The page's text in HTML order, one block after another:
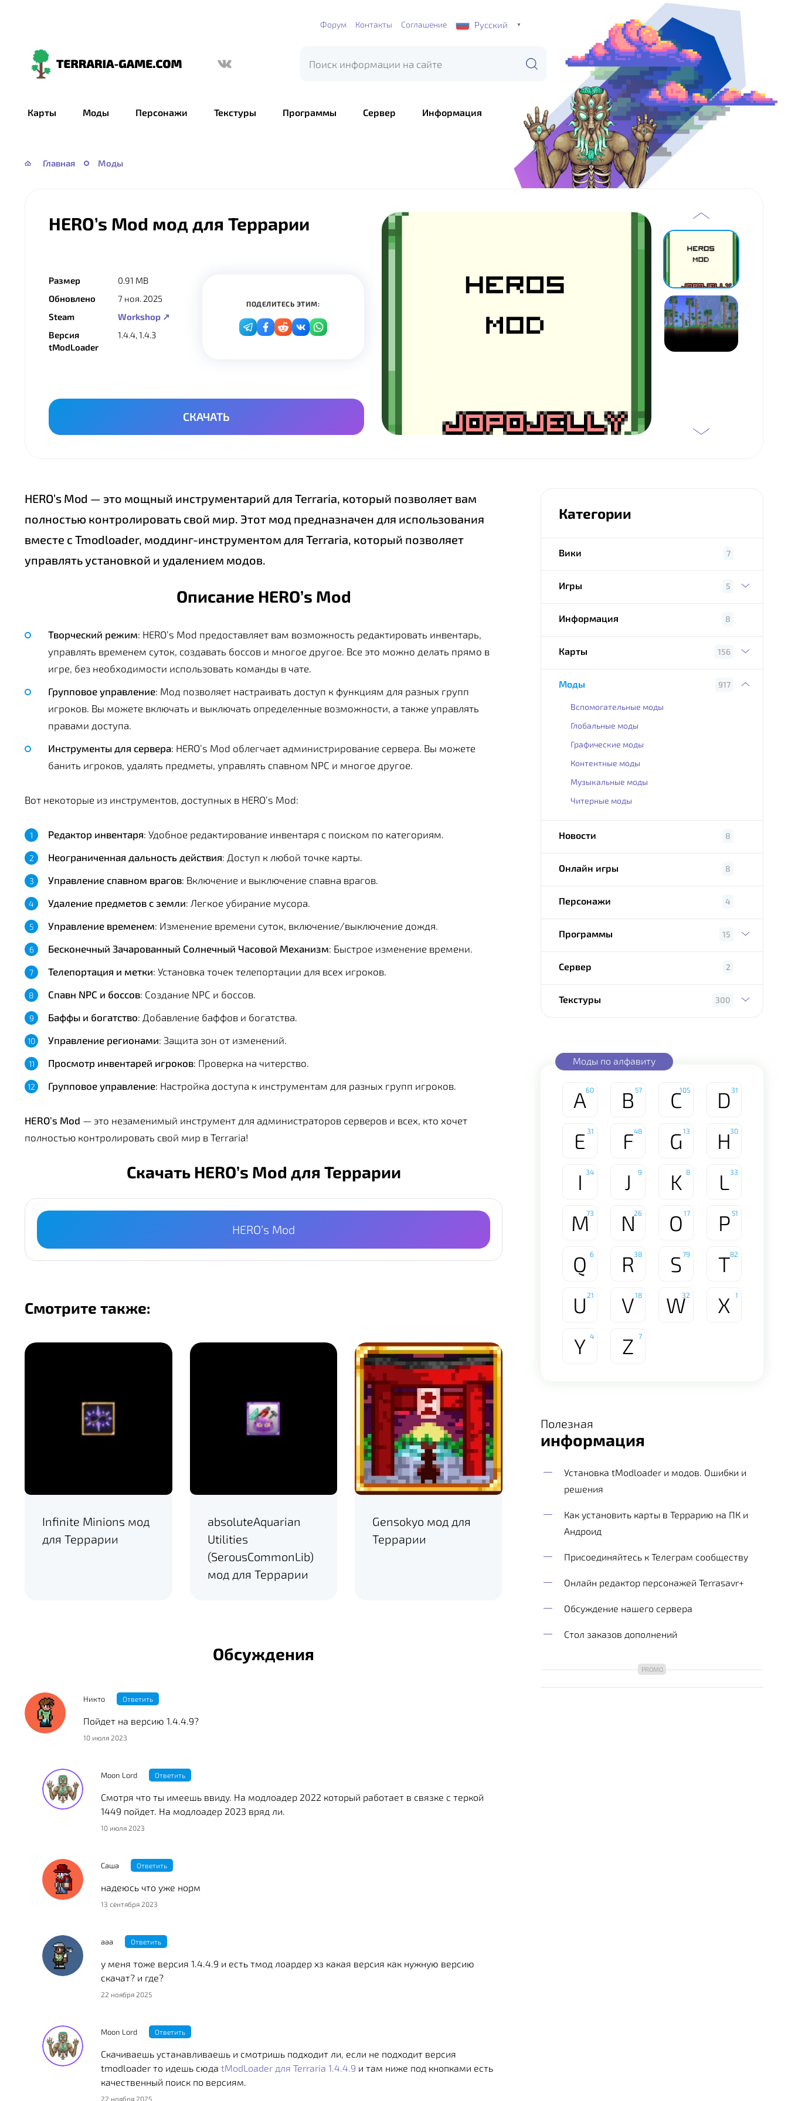
Форум Контакты Соглашение Русский ▼
Terraria-
Карты Моды Персонажи Текстуры Программы Сервер Информация
Главная Моды
HERO’s Mod мод для Террарии
Размер
0.91 MB
Обновлено
7 ноя. 2025
Steam
Workshop ↗
Версия
tModLoader
1.4.4, 1.4.3
ПОДЕЛИТЕСЬ ЭТИМ:
СКАЧАТЬ
HERO’s Mod — это мощный инструментарий для Terraria, который позволяет вам
полностью контролировать свой мир. Этот мод предназначен для использования
вместе с Tmodloader, моддинг-инструментом для Terraria, который позволяет
управлять установкой и удалением модов.
Описание HERO’s Mod
Творческий режим: HERO’s Mod предоставляет вам возможность редактировать инвентарь,
управлять временем суток, создавать боссов и многое другое. Все это можно делать прямо в
игре, без необходимости использовать команды в чате.
Групповое управление: Мод позволяет настраивать доступ к функциям для разных групп
игроков. Вы можете включать и выключать определенные возможности, а также управлять
правами доступа.
Инструменты для сервера: HERO’s Mod облегчает администрирование сервера. Вы можете
банить игроков, удалять предметы, управлять спавном NPC и многое другое.
Вот некоторые из инструментов, доступных в HERO’s Mod:
Редактор инвентаря: Удобное редактирование инвентаря с поиском по категориям.
Неограниченная дальность действия: Доступ к любой точке карты.
Управление спавном врагов: Включение и выключение спавна врагов.
Удаление предметов с земли: Легкое убирание мусора.
Управление временем: Изменение времени суток, включение/выключение дождя.
Бесконечный Зачарованный Солнечный Часовой Механизм: Быстрое изменение времени.
Телепортация и метки: Установка точек телепортации для всех игроков.
Спавн NPC и боссов: Создание NPC и боссов.
Баффы и богатство: Добавление баффов и богатства.
Управление регионами: Защита зон от изменений.
Просмотр инвентарей игроков: Проверка на читерство.
Групповое управление: Настройка доступа к инструментам для разных групп игроков.
HERO’s Mod — это незаменимый инструмент для администраторов серверов и всех, кто хочет
полностью контролировать свой мир в Terraria!
Скачать HERO’s Mod для Террарии
HERO’s Mod
Смотрите также:
Infinite Minions мод
для Террарии
absoluteAquarian
Utilities
(SerousCommonLib)
мод для Террарии
Gensokyo мод для
Террарии
Обсуждения
Никто Ответить
Пойдет на версию 1.4.4.9?
10 июля 2023
Moon Lord Ответить
Смотря что ты имеешь ввиду. На модлоадер 2022 который работает в связке с теркой
1449 пойдет. На модлоадер 2023 вряд ли.
10 июля 2023
Саша Ответить
надеюсь что уже норм
13 сентября 2023
ааа Ответить
у меня тоже версия 1.4.4.9 и есть тмод лоардер хз какая версия как нужную версию
скачат? и где?
22 ноября 2025
Moon Lord Ответить
Скачиваешь устанавливаешь и смотришь подходит ли, если не подходит версия
tmodloader то идешь сюда tModLoader для Terraria 1.4.4.9 и там ниже под кнопками есть
качественный поиск по версиям.
22 ноября 2025
Категории
Вики 7
Игры 5
Информация 8
Карты 156
Моды 917
Вспомогательные моды
Глобальные моды
Графические моды
Контентные моды
Музыкальные моды
Читерные моды
Новости 8
Онлайн игры 8
Персонажи 4
Программы 15
Сервер 2
Текстуры 300
Моды по алфавиту
A60 B 57 C105 D 31
E 31 F48 G 13 H30
I 34 J 9 K 8 L 33
M73 N26 O 17 P 51
Q 6 R38 S79 T82
U 21 V18 W32 X 1
Y 4 Z 7
Полезная
информация
Установка tModloader и модов. Ошибки и
решения
Как установить карты в Террарию на ПК и
Андроид
Присоединяйтесь к Телеграм сообществу
Онлайн редактор персонажей Terrasavr+
Обсуждение нашего сервера
Стол заказов дополнений